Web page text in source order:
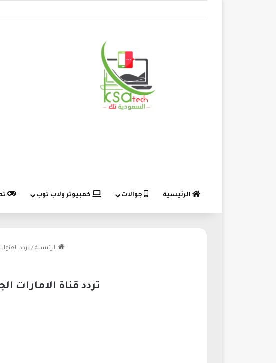
الرئيسية جوالات كمبيوتر ولاب توب
الرئيسية / تردد
تردد قناة الامارات